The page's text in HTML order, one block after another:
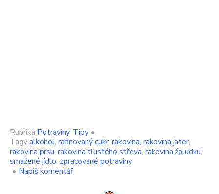
Rubrika Potraviny, Tipy •
Tagyalkohol, rafinovaný cukr, rakovina, rakovina jater,
rakovina prsu, rakovina tlustého střeva, rakovina žaludku,
smažené jídlo, zpracované potraviny
• Napiš komentářon